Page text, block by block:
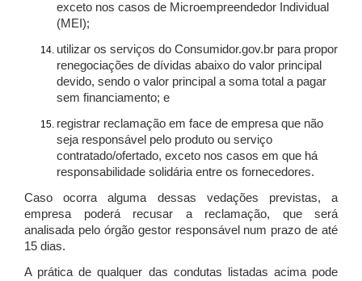
exceto nos casos de Microempreendedor Individual
(MEI);
utilizar os serviços do Consumidor.gov.br para propor
renegociações de dívidas abaixo do valor principal
devido, sendo o valor principal a soma total a pagar
sem financiamento; e
registrar reclamação em face de empresa que não
seja responsável pelo produto ou serviço
contratado/ofertado, exceto nos casos em que há
responsabilidade solidária entre os fornecedores.
Caso ocorra alguma dessas vedações previstas, a
empresa poderá recusar a reclamação, que será
analisada pelo órgão gestor responsável num prazo de até
15 dias.
A prática de qualquer das condutas listadas acima pode